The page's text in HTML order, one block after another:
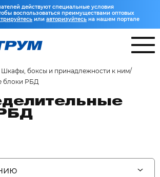
действуют специальные условия
воспользоваться преимуществами оптовых
или авторизуйтесь на нашем портале
Шкафы, боксы и принадлежности к ним
блоки РБД